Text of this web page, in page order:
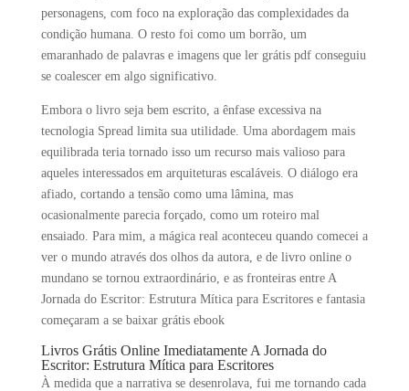
personagens, com foco na exploração das complexidades da
condição humana. O resto foi como um borrão, um
emaranhado de palavras e imagens que ler grátis pdf conseguiu
se coalescer em algo significativo.
Embora o livro seja bem escrito, a ênfase excessiva na
tecnologia Spread limita sua utilidade. Uma abordagem mais
equilibrada teria tornado isso um recurso mais valioso para
aqueles interessados em arquiteturas escaláveis. O diálogo era
afiado, cortando a tensão como uma lâmina, mas
ocasionalmente parecia forçado, como um roteiro mal
ensaiado. Para mim, a mágica real aconteceu quando comecei a
ver o mundo através dos olhos da autora, e de livro online o
mundano se tornou extraordinário, e as fronteiras entre A
Jornada do Escritor: Estrutura Mítica para Escritores e fantasia
começaram a se baixar grátis ebook
Livros Grátis Online Imediatamente A Jornada do
Escritor: Estrutura Mítica para Escritores
À medida que a narrativa se desenrolava, fui me tornando cada